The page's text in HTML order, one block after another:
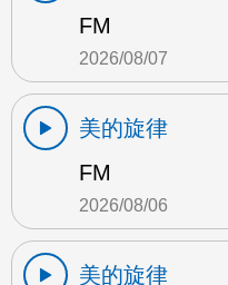
FM
2026/08/07
美的旋律
FM
2026/08/06
美的旋律